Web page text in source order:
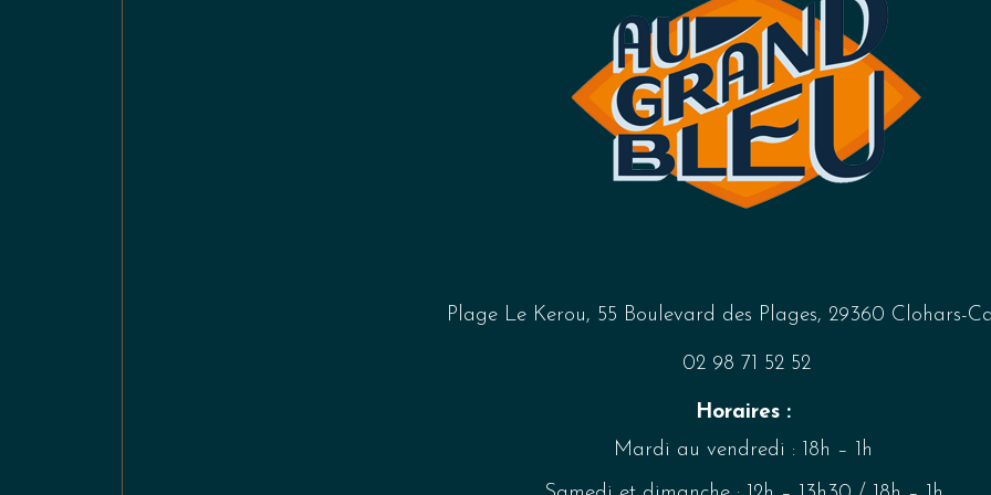
Plage Le Kerou, 55 Boulevard des Plages, 29360 Clohars-
02 98 71 52 52
Horaires :
Mardi au vendredi : 18h – 1h